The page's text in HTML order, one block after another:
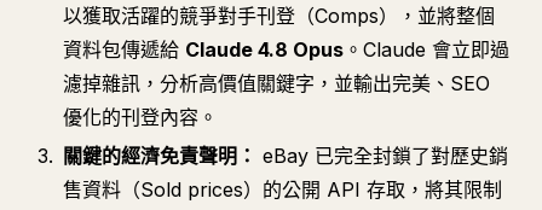
以獲取活躍的競爭對手刊登（Comps），並將整個
資料包傳遞給 Claude 4.8 Opus 。Claude 會立即過
濾掉雜訊，分析高價值關鍵字，並輸出完美、SEO
優化的刊登內容。
關鍵的經濟免責聲明： eBay 已完全封鎖了對歷史銷
售資料（Sold prices）的公開 API 存取，將其限制